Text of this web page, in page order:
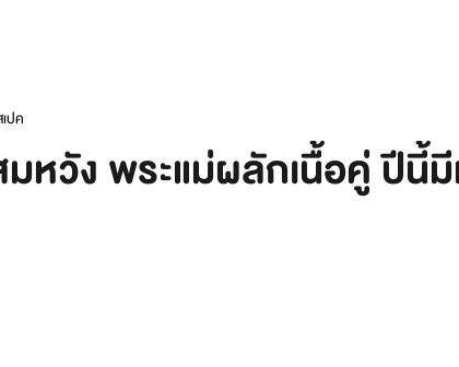
ปค
วัง พระแม่ผลักเนื้อคู่ ปีนี้